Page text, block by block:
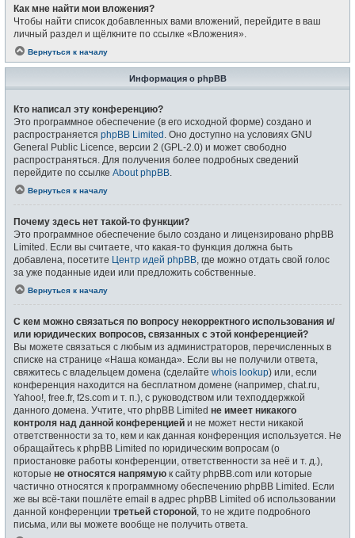
Как мне найти мои вложения?
Чтобы найти список добавленных вами вложений, перейдите в ваш
личный раздел и щёлкните по ссылке «Вложения».
Вернуться к началу
Информация о phpBB
Кто написал эту конференцию?
Это программное обеспечение (в его исходной форме) создано и
распространяется phpBB Limited . Оно доступно на условиях GNU
General Public Licence, версии 2 (GPL-2.0) и может свободно
распространяться. Для получения более подробных сведений
перейдите по ссылке About phpBB
Вернуться к началу
Почему здесь нет такой-то функции?
Это программное обеспечение было создано и лицензировано phpBB
Limited. Если вы считаете, что какая-то функция должна быть
добавлена, посетите Центр идей phpBB , где можно отдать свой голос
за уже поданные идеи или предложить собственные.
Вернуться к началу
С кем можно связаться по вопросу некорректного использования и/
или юридических вопросов, связанных с этой конференцией?
Вы можете связаться с любым из администраторов, перечисленных в
списке на странице «Наша команда». Если вы не получили ответа,
свяжитесь с владельцем домена (сделайте whois lookup) или, если
конференция находится на бесплатном домене (например, chat.ru,
Yahoo!, free.fr, f2s.com и т. п.), с руководством или техподдержкой
данного домена. Учтите, что phpBB Limited не имеет никакого
контроля над данной конференцией и не может нести никакой
ответственности за то, кем и как данная конференция используется. Не
обращайтесь к phpBB Limited по юридическим вопросам (о
приостановке работы конференции, ответственности за неё и т. д.),
которые не относятся напрямую к сайту phpBB.com или которые
частично относятся к программному обеспечению phpBB Limited. Если
же вы всё-таки пошлёте email в адрес phpBB Limited об использовании
данной конференции третьей стороной , то не ждите подробного
письма, или вы можете вообще не получить ответа.